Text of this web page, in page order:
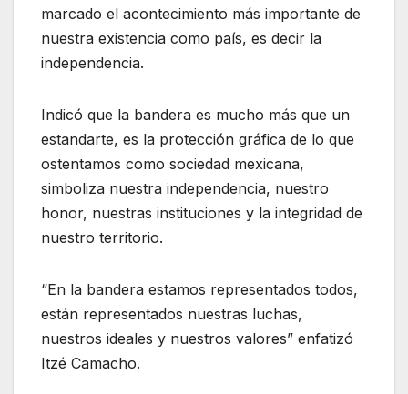
marcado el acontecimiento más importante de
nuestra existencia como país, es decir la
independencia.
Indicó que la bandera es mucho más que un
estandarte, es la protección gráfica de lo que
ostentamos como sociedad mexicana,
simboliza nuestra independencia, nuestro
honor, nuestras instituciones y la integridad de
nuestro territorio.
“En la bandera estamos representados todos,
están representados nuestras luchas,
nuestros ideales y nuestros valores” enfatizó
Itzé Camacho.